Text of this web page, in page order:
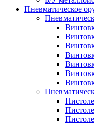
Пневматическое